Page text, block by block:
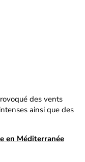
des vents
ainsi que des
en Méditerranée